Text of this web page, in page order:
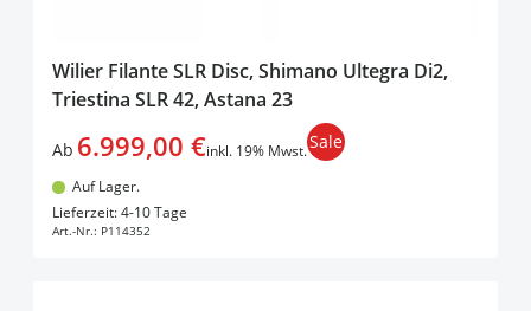
Wilier Filante SLR Disc, Shimano Ultegra Di2,
Triestina SLR 42, Astana 23
Ab 6.999,00 €inkl. 19% Mwst.Sale
Auf Lager.
Lieferzeit: 4-10 Tage
Art.-Nr.: P114352